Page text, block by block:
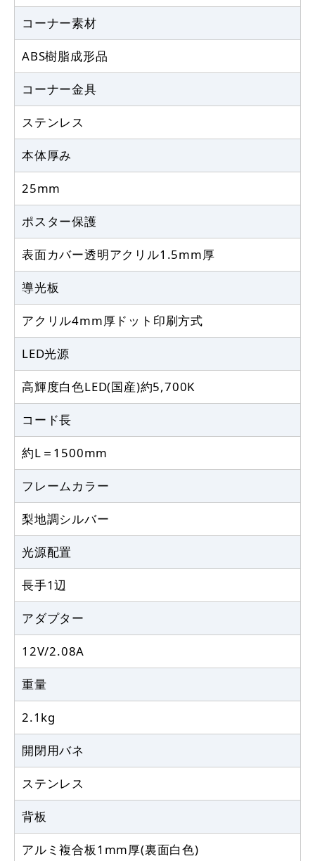
コーナー素材
ABS樹脂成形品
コーナー金具
ステンレス
本体厚み
25mm
ポスター保護
表面カバー透明アクリル1.5mm厚
導光板
アクリル4mm厚ドット印刷方式
LED光源
高輝度白色LED(国産)約5,700K
コード長
約L＝1500mm
フレームカラー
梨地調シルバー
光源配置
長手1辺
アダプター
12V/2.08A
重量
2.1kg
開閉用バネ
ステンレス
背板
アルミ複合板1mm厚(裏面白色)